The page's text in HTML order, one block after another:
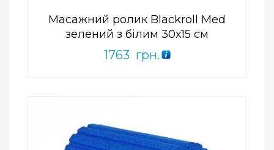
Масажний ролик Blackroll Med
зелений з білим 30х15 см
1763 грн.